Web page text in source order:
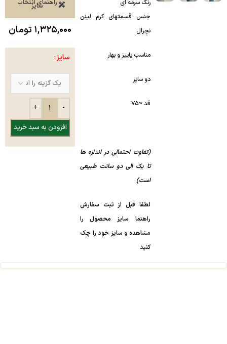
رنگ سرمه ای
جنس قسمتهای کرم لینن
نچرال
مناسب پاییز و بهار
دو سایز
قد ~۷۵
(تفاوت احتمالی در اندازه ها
تا یک الی دو سانت طبیعی
است)
لطفا قبل از ثبت سفارش
راهنما سایز محصول‌ را
مشاهده و سایز خود را چک
کنید
راهنمای انتخاب
سایز
۱,۳۲۵,۰۰۰ تومان
سایز
افزودن به سبد خرید